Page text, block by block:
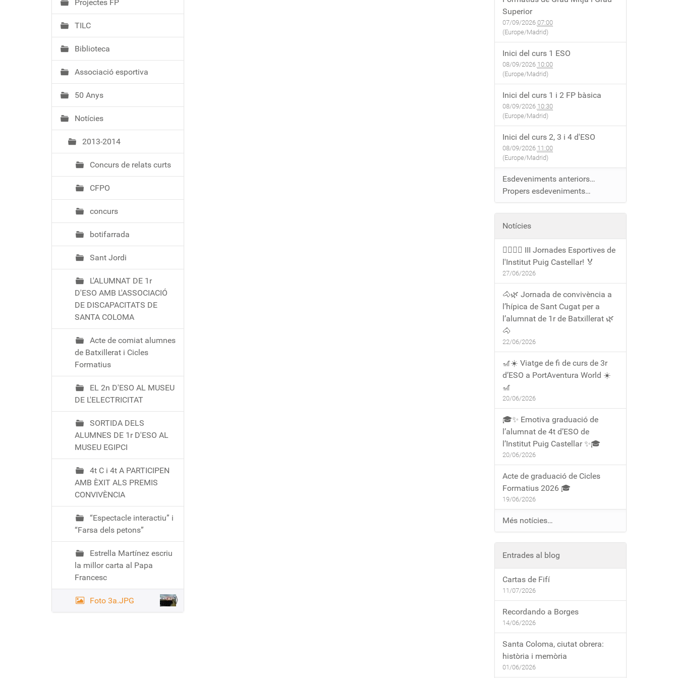
Projectes FP
TILC
Biblioteca
Associació esportiva
50 Anys
Notícies
2013-2014
Concurs de relats curts
CFPO
concurs
botifarrada
Sant Jordi
L'ALUMNAT DE 1r
D'ESO AMB L'ASSOCIACIÓ
DE DISCAPACITATS DE
SANTA COLOMA
Acte de comiat alumnes
de Batxillerat i Cicles
Formatius
EL 2n D'ESO AL MUSEU
DE L'ELECTRICITAT
SORTIDA DELS
ALUMNES DE 1r D'ESO AL
MUSEU EGIPCI
4t C i 4t A PARTICIPEN
AMB ÈXIT ALS PREMIS
CONVIVÈNCIA
“Espectacle interactiu” i
“Farsa dels petons”
Estrella Martínez escriu
la millor carta al Papa
Francesc
Foto 3a.JPG
Superior
07/09/2026 07:00
(Europe/Madrid)
Inici del curs 1 ESO
08/09/2026 10:00
(Europe/Madrid)
Inici del curs 1 i 2 FP bàsica
08/09/2026 10:30
(Europe/Madrid)
Inici del curs 2, 3 i 4 d'ESO
08/09/2026 11:00
(Europe/Madrid)
Esdeveniments anteriors…
Propers esdeveniments…
Notícies
🏃‍♀️🏃‍♂️ III Jornades Esportives de
l'Institut Puig Castellar! 🏅
27/06/2026
🐴🌿 Jornada de convivència a
l’hípica de Sant Cugat per a
l’alumnat de 1r de Batxillerat 🌿
🐴
22/06/2026
🎢☀️ Viatge de fi de curs de 3r
d’ESO a PortAventura World ☀️
🎢
20/06/2026
🎓✨ Emotiva graduació de
l’alumnat de 4t d’ESO de
l’Institut Puig Castellar ✨🎓
20/06/2026
Acte de graduació de Cicles
Formatius 2026 🎓
19/06/2026
Més notícies…
Entrades al blog
Cartas de Fifí
11/07/2026
Recordando a Borges
14/06/2026
Santa Coloma, ciutat obrera:
història i memòria
01/06/2026